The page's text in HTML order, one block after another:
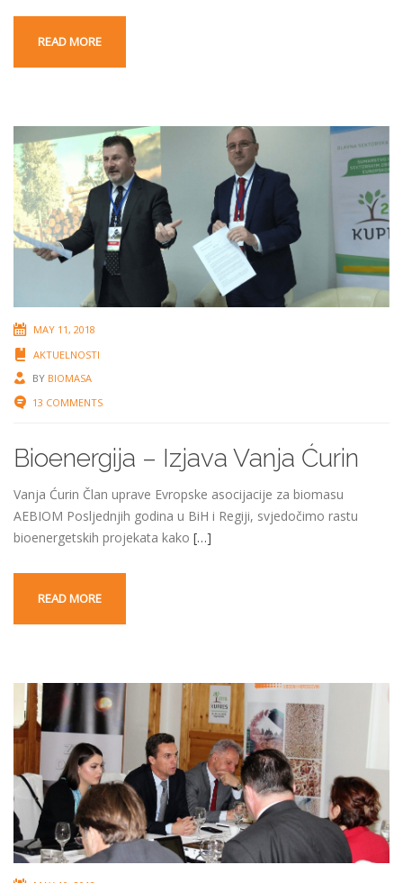
READ MORE
MAY 11, 2018
AKTUELNOSTI
BY BIOMASA
13 COMMENTS
Bioenergija – Izjava Vanja Ćurin
Vanja Ćurin Član uprave Evropske asocijacije za biomasu
AEBIOM Posljednjih godina u BiH i Regiji, svjedočimo rastu
bioenergetskih projekata kako […]
READ MORE